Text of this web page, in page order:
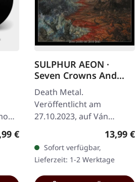
Preis:
€
SULPHUR AEON ·
Seven Crowns And
Seven Seals | DIGIPAK
CD
Death Metal.
Veröffentlicht am
27.10.2023, auf Ván
Records. CD im 6-seitigen
DigiPak mit 8-seitigem
Booklet und noblem
Schuber mit
Heißprägedruck.…
13,99 €
Sofort verfügbar,
Lieferzeit: 1-2 Werktage